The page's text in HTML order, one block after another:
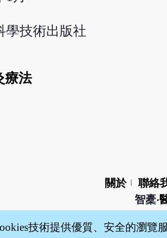
學技術出版社
療法
關於 聯絡
智橐‧
技術提供優質、安全的瀏覽